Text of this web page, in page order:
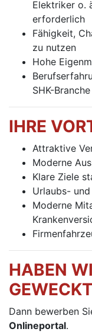
Elektriker o.
erforderlich
Fähigkeit,
zu nutzen
Hohe
SHK-
IHRE
Attraktive
Moderne
Klare Ziele
Urlaubs-
Moderne
HABEN
Dann bewerben
Onlineportal.